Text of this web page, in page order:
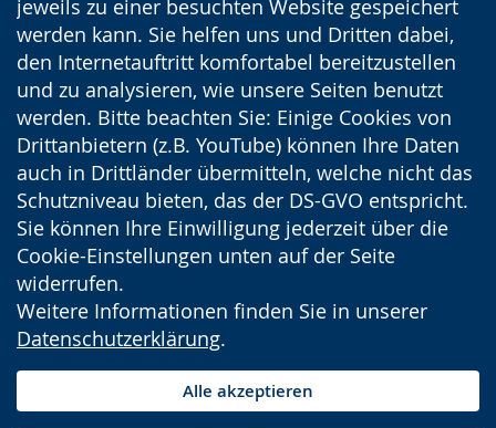
jeweils zu einer besuchten Website gespeichert
werden kann. Sie helfen uns und Dritten dabei,
den Internetauftritt komfortabel bereitzustellen
und zu analysieren, wie unsere Seiten benutzt
werden. Bitte beachten Sie: Einige Cookies von
Drittanbietern (z.B. YouTube) können Ihre Daten
auch in Drittländer übermitteln, welche nicht das
Schutzniveau bieten, das der DS-GVO entspricht.
Sie können Ihre Einwilligung jederzeit über die
Cookie-Einstellungen unten auf der Seite
widerrufen.
Weitere Informationen finden Sie in unserer
Datenschutzerklärung.
Alle akzeptieren